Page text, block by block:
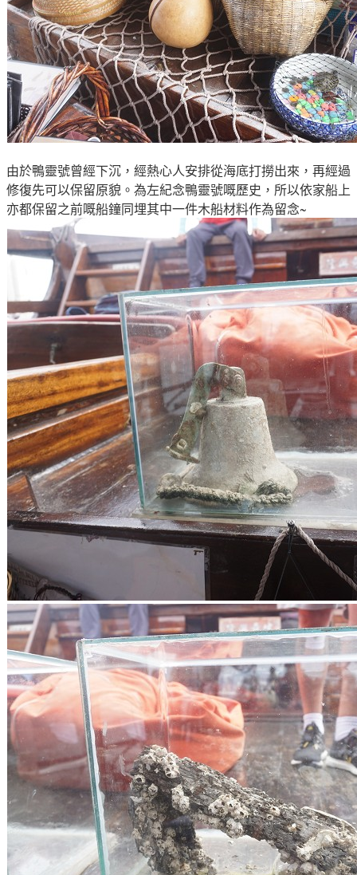
由於鴨靈號曾經下沉，經熱心人安排從海底打撈出來，再經過
修復先可以保留原貌 。為左紀念鴨靈號嘅歷史 ，所以依家船上
亦都保留之前嘅船鐘同埋其中一件木船材料作為留念~